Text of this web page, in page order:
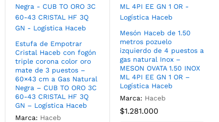
Estufa de Empotrar
Cristal Haceb con fogón
triple corona color oro
mate de 3 puestos –
60×43 cm a Gas Natural
Negra – CUB TO ORO 3C
60-43 CRISTAL HF 3Q
GN – Logística Haceb
Marca: Haceb
Mesón Haceb de 1.50
metros pozuelo
izquierdo de 4 puestos a
gas natural Inox –
MESON OVATA 1.50 INOX
ML 4PI EE GN 1 OR –
Logística Haceb
Marca: Haceb
$1.281.000